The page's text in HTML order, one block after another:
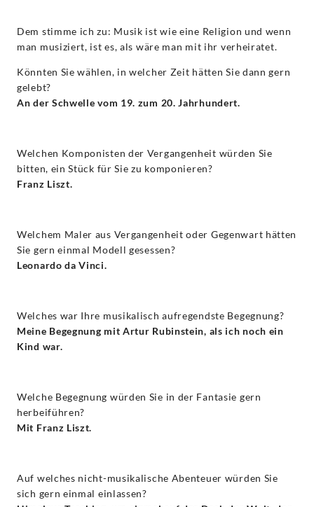
Dem stimme ich zu: Musik ist wie eine Religion und wenn
man musiziert, ist es, als wäre man mit ihr verheiratet.
Könnten Sie wählen, in welcher Zeit hätten Sie dann gern
gelebt?
An der Schwelle vom 19. zum 20. Jahrhundert.
Welchen Komponisten der Vergangenheit würden Sie
bitten, ein Stück für Sie zu komponieren?
Franz Liszt.
Welchem Maler aus Vergangenheit oder Gegenwart hätten
Sie gern einmal Modell gesessen?
Leonardo da Vinci.
Welches war Ihre musikalisch aufregendste Begegnung?
Meine Begegnung mit Artur Rubinstein, als ich noch ein
Kind war.
Welche Begegnung würden Sie in der Fantasie gern
herbeiführen?
Mit Franz Liszt.
Auf welches nicht-musikalische Abenteuer würden Sie
sich gern einmal einlassen?